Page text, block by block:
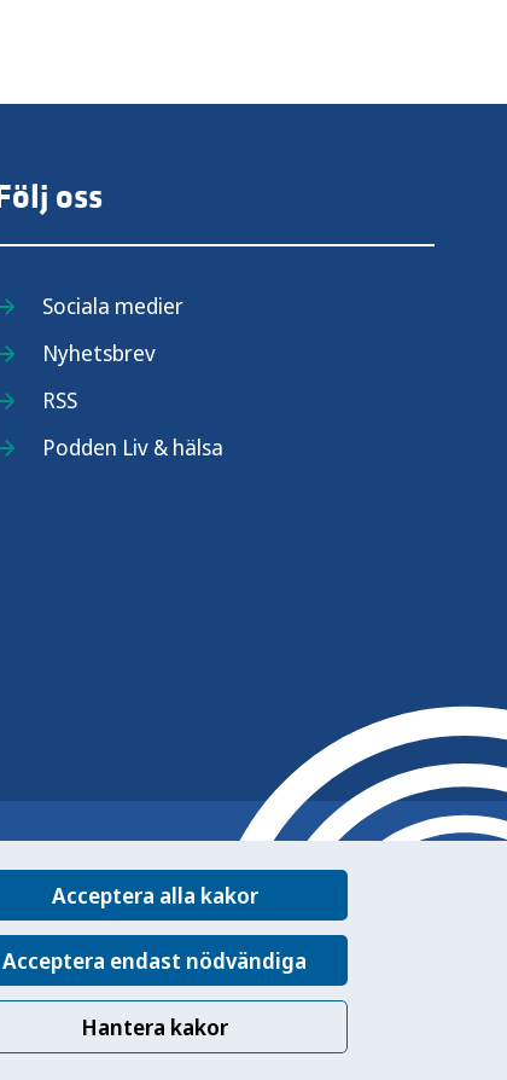
Acceptera alla kakor
Acceptera endast nödvändiga
Hantera kakor
oss
Sociala medier
Nyhetsbrev
RSS
Podden Liv & hälsa